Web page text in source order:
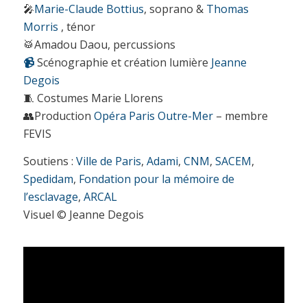
🎤Marie-Claude Bottius, soprano & Thomas
Morris , ténor
🥁Amadou Daou, percussions
📹Scénographie et création lumière Jeanne
Degois
🧵 Costumes Marie Llorens
👥Production Opéra Paris Outre-Mer – membre
FEVIS
Soutiens : Ville de Paris, Adami, CNM, SACEM,
Spedidam, Fondation pour la mémoire de
l’esclavage, ARCAL
Visuel © Jeanne Degois